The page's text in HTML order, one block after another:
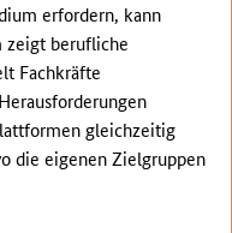
erfordern, kann
zeigt berufliche
Fachkräfte
gleichzeitig
die eigenen Zielgruppen